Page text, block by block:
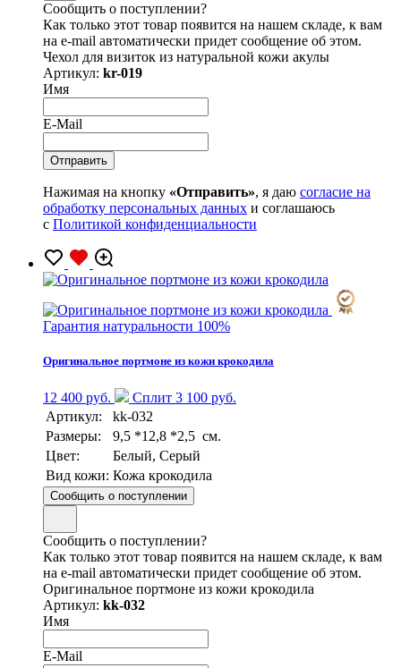
Сообщить о поступлении?
Как только этот товар появится на нашем складе, к вам
на e-mail автоматически придет сообщение об этом.
Чехол для визиток из натуральной кожи акулы
Артикул: kr-019
Имя
E-Mail
Нажимая на кнопку «Отправить», я даю согласие на
обработку персональных данных и соглашаюсь
с Политикой конфиденциальности
Гарантия натуральности 100%
Оригинальное портмоне из кожи крокодила
12 400 руб.
Сплит 3 100 руб.
Артикул:
kk-032
Размеры:
9,5 *12,8 *2,5 см.
Цвет:
Белый, Серый
Вид кожи: Кожа крокодила
Сообщить о поступлении
Сообщить о поступлении?
Как только этот товар появится на нашем складе, к вам
на e-mail автоматически придет сообщение об этом.
Оригинальное портмоне из кожи крокодила
Артикул: kk-032
Имя
E-Mail